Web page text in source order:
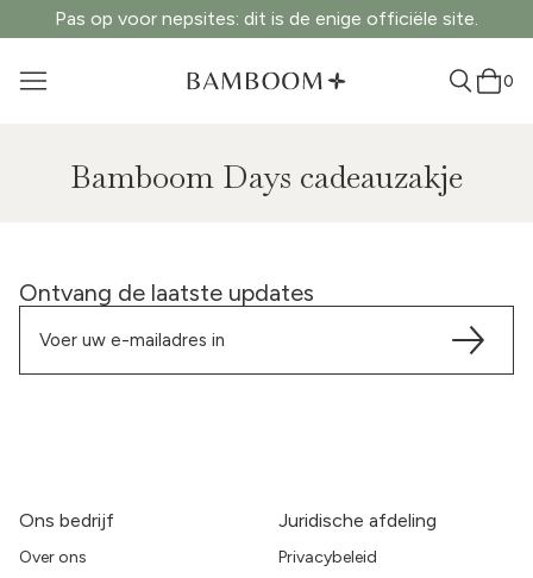
Pas op voor nepsites: dit is de enige officiële site.
0
Bamboom Days cadeauzakje
Ontvang de laatste updates
Ons bedrijf
Over ons
Juridische afdeling
Privacybeleid